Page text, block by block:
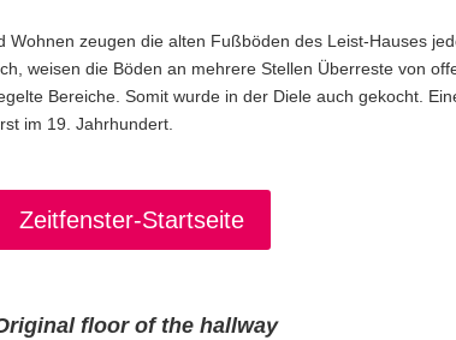
Wohnen zeugen die alten Fußböden des Leist-Hauses
weisen die Böden an mehrere Stellen Überreste von
Bereiche. Somit wurde in der Diele auch gekocht.
im 19. Jahrhundert.
Zeitfenster-Startseite
floor of the hallway